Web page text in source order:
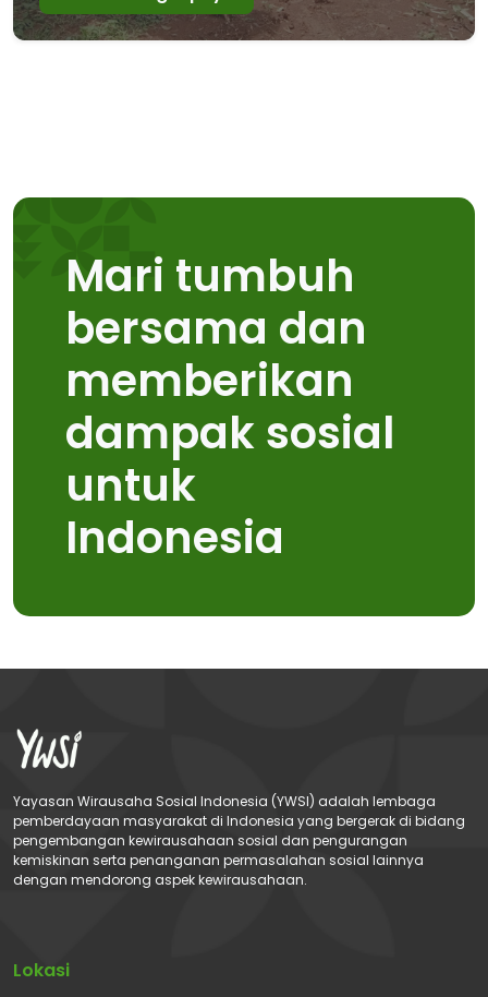
Mari tumbuh
bersama dan
memberikan
dampak sosial
untuk
Indonesia
Yayasan Wirausaha Sosial Indonesia (YWSI) adalah lembaga
pemberdayaan masyarakat di Indonesia yang bergerak di bidang
pengembangan kewirausahaan sosial dan pengurangan
kemiskinan serta penanganan permasalahan sosial lainnya
dengan mendorong aspek kewirausahaan.
Lokasi